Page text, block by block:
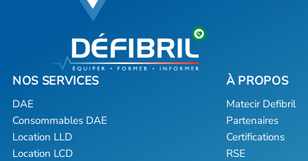
DAE
Consommables DAE
Location LLD
Location LCD
Matecir Defibril
Partenaires
Certifications
RSE